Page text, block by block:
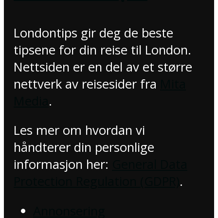
Londontips gir deg de beste
tipsene for din reise til London.
Nettsiden er en del av et større
nettverk av reisesider fra
.
Les mer om hvordan vi
håndterer din personlige
informasjon her:
.